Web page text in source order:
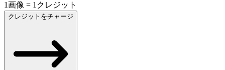
1画像 = 1クレジット
クレジットをチャージ